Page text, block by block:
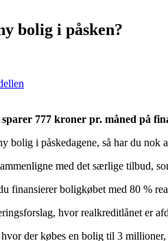
bolig i påsken?
sparer 777 kroner pr. måned på
bolig i påskedagene, så har du nok
med det særlige tilbud,
finansierer boligkøbet med 80 %
hvor realkreditlånet er
der købes en bolig til 3 millioner,